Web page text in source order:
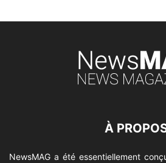
À
NewsMAG a été essentiellement